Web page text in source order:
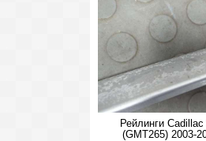
Рейлинги Cadillac
(GMT265) 2003-